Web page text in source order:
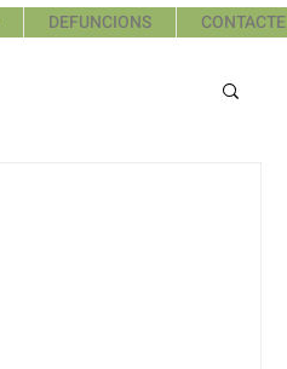
DEFUNCIONS CONTACTE